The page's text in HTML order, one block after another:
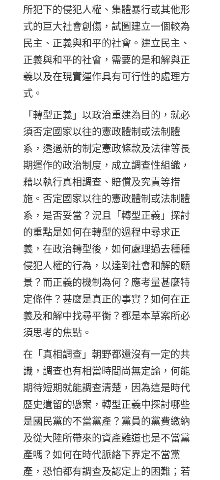
所犯下的侵犯人權、集體暴行或其他形
式的巨大社會創傷，試圖建立一個較為
民主、正義與和平的社會。建立民主、
正義與和平的社會，需要的是和解與正
義以及在現實運作具有可行性的處理方
式。
「轉型正義」以政治重建為目的，就必
須否定國家以往的憲政體制或法制體
系，透過新的制定憲政條款及法律等長
期運作的政治制度，成立調查性組織，
藉以執行真相調查、賠償及究責等措
施。否定國家以往的憲政體制或法制體
系，是否妥當？況且「轉型正義」探討
的重點是如何在轉型的過程中尋求正
義，在政治轉型後，如何處理過去種種
侵犯人權的行為，以達到社會和解的願
景？而正義的機制為何？應考量甚麼特
定條件？甚麼是真正的事實？如何在正
義及和解中找尋平衡？都是本草案所必
須思考的焦點。
在「真相調查」朝野都還沒有一定的共
識，調查也有相當時間尚無定論，何能
期待短期就能調查清楚，因為這是時代
歷史遺留的懸案，轉型正義中探討哪些
是國民黨的不當黨產？黨員的黨費繳納
及從大陸所帶來的資產難道也是不當黨
產嗎？如何在時代脈絡下界定不當黨
產，恐怕都有調查及認定上的困難；若